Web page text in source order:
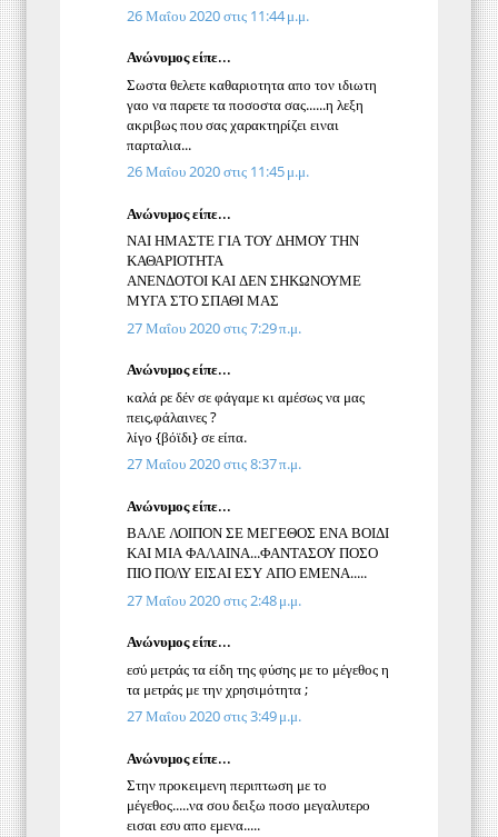
26 Μαΐου 2020 στις 11:44 μ.μ.
Ανώνυμος είπε...
Σωστα θελετε καθαριοτητα απο τον ιδιωτη
γαο να παρετε τα ποσοστα σας......η λεξη
ακριβως που σας χαρακτηρίζει ειναι
παρταλια...
26 Μαΐου 2020 στις 11:45 μ.μ.
Ανώνυμος είπε...
ΝΑΙ ΗΜΑΣΤΕ ΓΙΑ ΤΟΥ ΔΗΜΟΥ ΤΗΝ
ΚΑΘΑΡΙΟΤΗΤΑ
ΑΝΕΝΔΟΤΟΙ ΚΑΙ ΔΕΝ ΣΗΚΩΝΟΥΜΕ
ΜΥΓΑ ΣΤΟ ΣΠΑΘΙ ΜΑΣ
27 Μαΐου 2020 στις 7:29 π.μ.
Ανώνυμος είπε...
καλά ρε δέν σε φάγαμε κι αμέσως να μας
πεις,φάλαινες ?
λίγο {βόϊδι} σε είπα.
27 Μαΐου 2020 στις 8:37 π.μ.
Ανώνυμος είπε...
ΒΑΛΕ ΛΟΙΠΟΝ ΣΕ ΜΕΓΕΘΟΣ ΕΝΑ ΒΟΙΔΙ
ΚΑΙ ΜΙΑ ΦΑΛΑΙΝΑ...ΦΑΝΤΑΣΟΥ ΠΟΣΟ
ΠΙΟ ΠΟΛΥ ΕΙΣΑΙ ΕΣΥ ΑΠΟ ΕΜΕΝΑ.....
27 Μαΐου 2020 στις 2:48 μ.μ.
Ανώνυμος είπε...
εσύ μετράς τα είδη της φύσης με το μέγεθος η
τα μετράς με την χρησιμότητα ;
27 Μαΐου 2020 στις 3:49 μ.μ.
Ανώνυμος είπε...
Στην προκειμενη περιπτωση με το
μέγεθος.....να σου δειξω ποσο μεγαλυτερο
εισαι εσυ απο εμενα.....